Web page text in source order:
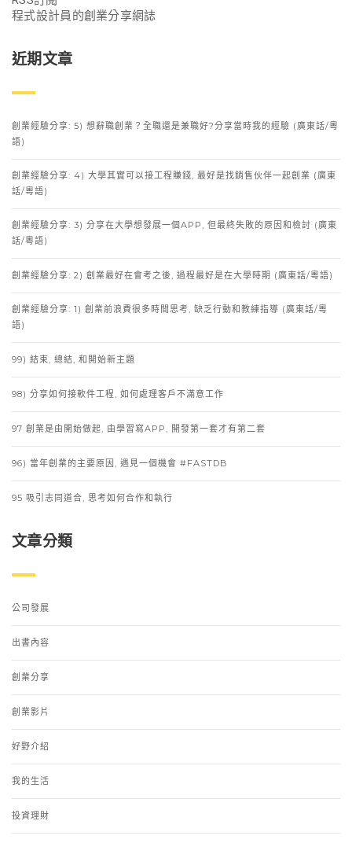
程式設計員的創業分享網誌
近期文章
創業經驗分享: 5) 想辭職創業？全職還是兼職好?分享當時我的經驗 (廣東話/粵
語)
創業經驗分享: 4) 大學其實可以接工程賺錢, 最好是找銷售伙伴一起創業 (廣東
話/粵語)
創業經驗分享: 3) 分享在大學想發展一個APP, 但最終失敗的原因和檢討 (廣東
話/粵語)
創業經驗分享: 2) 創業最好在會考之後, 過程最好是在大學時期 (廣東話/粵語)
創業經驗分享: 1) 創業前浪費很多時間思考, 缺乏行動和教練指導 (廣東話/粵
語)
99) 結束, 總結, 和開始新主題
98) 分享如何接軟件工程, 如何處理客戶不滿意工作
97 創業是由開始做起, 由學習寫APP, 開發第一套才有第二套
96) 當年創業的主要原因, 遇見一個機會 #FASTDB
95 吸引志同道合, 思考如何合作和執行
文章分類
公司發展
出書內容
創業分享
創業影片
好野介紹
我的生活
投資理財